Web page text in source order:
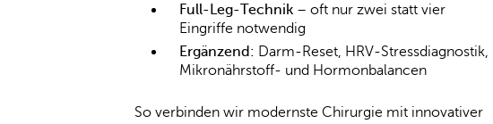
Full-Leg-Technik – oft nur zwei statt vier
Eingriffe notwendig
Ergänzend: Darm-Reset, HRV-Stressdiagnostik,
Mikronährstoff- und Hormonbalancen
So verbinden wir modernste Chirurgie mit innovativer